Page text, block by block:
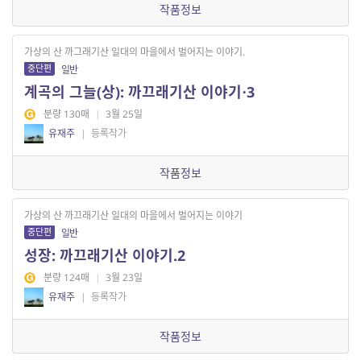
작품정보
가상의 산 까그래기산 일대의 마을에서 벌어지는 이야기.
중단편 일반
계곡의 그늘(상): 까끄래기산 이야기⋅3
분량 130매 | 3월 25일
유재주 | 등록작가
작품정보
가상의 산 까끄래기산 일대의 마을에서 벌어지는 이야기
중단편 일반
성장: 까끄래기산 이야기.2
분량 124매 | 3월 23일
유재주 | 등록작가
작품정보